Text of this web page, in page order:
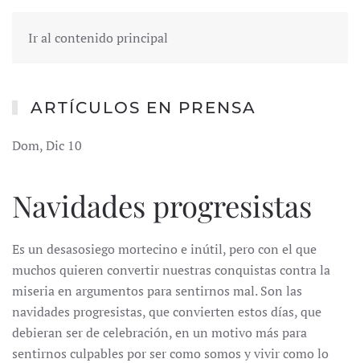
Ir al contenido principal
ARTÍCULOS EN PRENSA
Dom, Dic 10
Navidades progresistas
Es un desasosiego mortecino e inútil, pero con el que
muchos quieren convertir nuestras conquistas contra la
miseria en argumentos para sentirnos mal. Son las
navidades progresistas, que convierten estos días, que
debieran ser de celebración, en un motivo más para
sentirnos culpables por ser como somos y vivir como lo